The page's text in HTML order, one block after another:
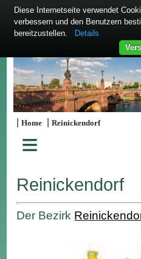
|Home |Reinickendorf
≡
Reinickendorf
Der Bezirk
Diese Internetseite verwendet
verbessern und den Benutzern
bereitzustellen.
Details